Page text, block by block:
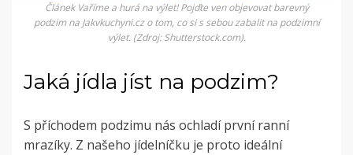
Článek Vaříme a hurá na výlet! Pojďte ven objevovat barevný
podzim na Jakvkuchyni.cz o tom, co si s sebou zabalit na podzimní
výlet. (Zdroj: Shutterstock.com).
Jaká jídla jíst na podzim?
S příchodem podzimu nás ochladí první ranní
mrazíky. Z našeho jídelníčku je proto ideální